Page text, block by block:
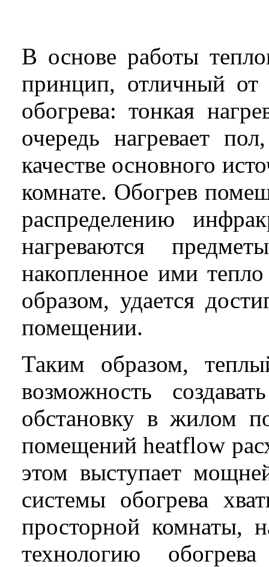
В основе работы
принцип, отличный от
обогрева: тонкая
очередь нагревает
качестве основного
комнате. Обогрев
распределению
нагреваются
накопленное ими
образом, удается
помещении.
Таким образом,
возможность
обстановку в жилом
помещенийheatflow
этом выступает
системы обогрева
просторной комнаты,
технологию